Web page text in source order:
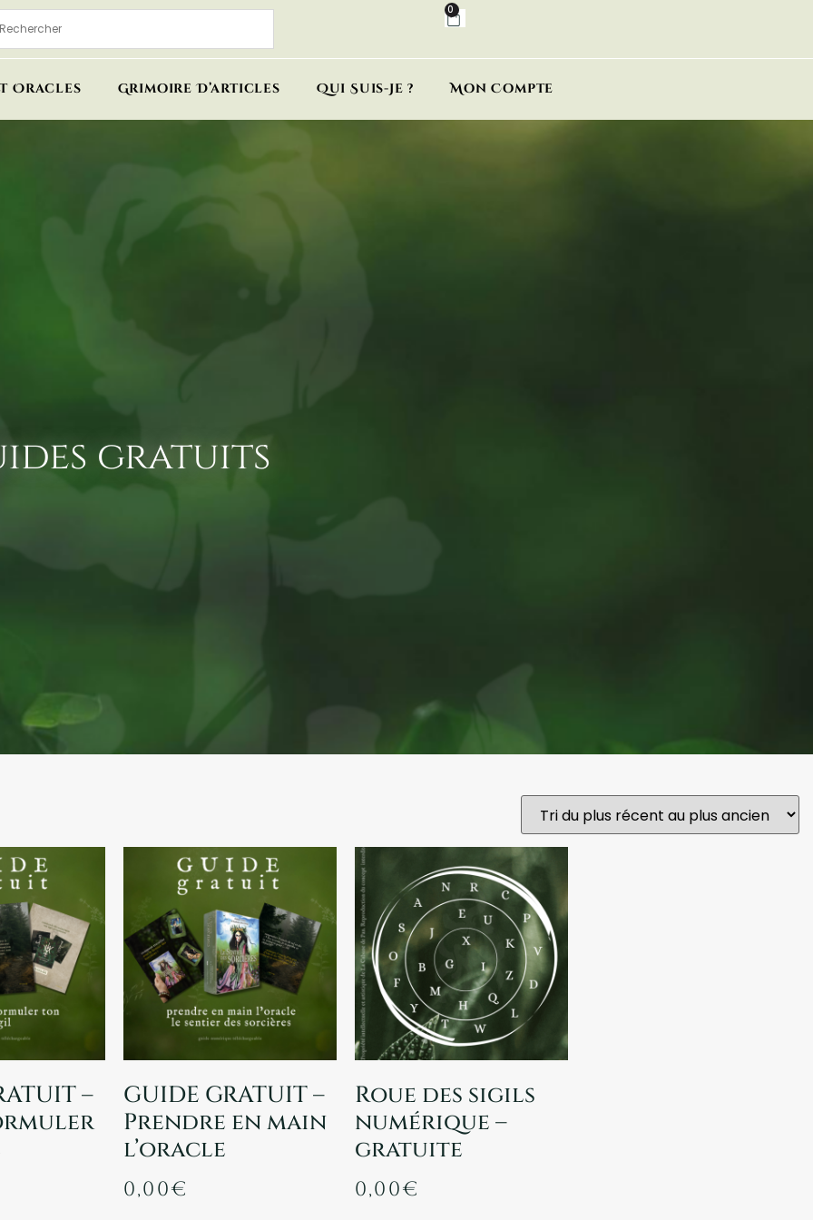
0
Oracles Grimoire D’articles Qui Suis-Je ? Mon Compte
gratuits
–
GUIDE GRATUIT –
Prendre en main
l’oracle
0,00€
Roue des sigils
numérique –
gratuite
0,00€